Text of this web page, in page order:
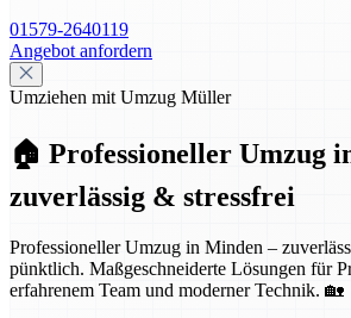
01579-2640119
Angebot anfordern
Umziehen mit Umzug Müller
🏠 Professioneller Umzug
zuverlässig & stressfrei
Professioneller Umzug in Minden –
pünktlich. Maßgeschneiderte Lösungen für
erfahrenem Team und moderner Technik. 🏡